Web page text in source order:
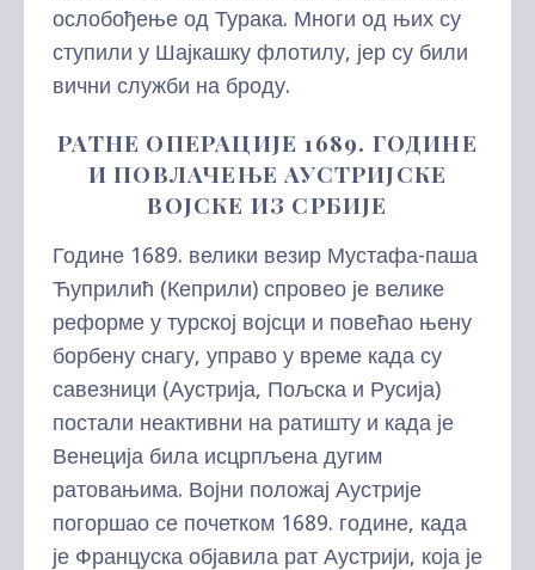
ослобођење од Турака. Многи од њих су
ступили у Шајкашку флотилу, јер су били
вични служби на броду.
РАТНЕ ОПЕРАЦИЈЕ 1689. ГОДИНЕ
И ПОВЛАЧЕЊЕ АУСТРИЈСКЕ
ВОЈСКЕ ИЗ СРБИЈЕ
Године 1689. велики везир Мустафа-паша
Ћуприлић (Кеприли) спровео је велике
реформе у турској војсци и повећао њену
борбену снагу, управо у време када су
савезници (Аустрија, Пољска и Русија)
постали неактивни на ратишту и када је
Венеција била исцрпљена дугим
ратовањима. Војни положај Аустрије
погоршао се почетком 1689. године, када
је Француска објавила рат Аустрији, која је